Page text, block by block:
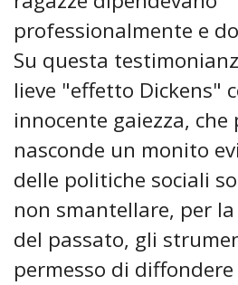
professionalmente e
Su questa
lieve "effetto Dickens"
innocente gaiezza, che
nasconde un monito
delle politiche sociali
non smantellare, per
del passato, gli
permesso di